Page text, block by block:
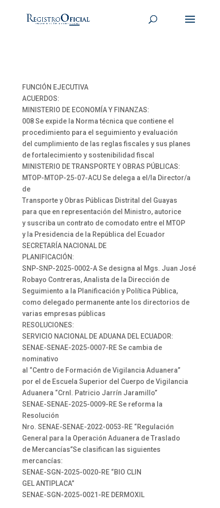
FUNCIÓN EJECUTIVA
ACUERDOS:
MINISTERIO DE ECONOMÍA Y FINANZAS:
008 Se expide la Norma técnica que contiene el
procedimiento para el seguimiento y evaluación
del cumplimiento de las reglas fiscales y sus planes
de fortalecimiento y sostenibilidad fiscal
MINISTERIO DE TRANSPORTE Y OBRAS PÚBLICAS:
MTOP-MTOP-25-07-ACU Se delega a el/la Director/a
de
Transporte y Obras Públicas Distrital del Guayas
para que en representación del Ministro, autorice
y suscriba un contrato de comodato entre el MTOP
y la Presidencia de la República del Ecuador
SECRETARÍA NACIONAL DE
PLANIFICACIÓN:
SNP-SNP-2025-0002-A Se designa al Mgs. Juan José
Robayo Contreras, Analista de la Dirección de
Seguimiento a la Planificación y Política Pública,
como delegado permanente ante los directorios de
varias empresas públicas
RESOLUCIONES:
SERVICIO NACIONAL DE ADUANA DEL ECUADOR:
SENAE-SENAE-2025-0007-RE Se cambia de
nominativo
al “Centro de Formación de Vigilancia Aduanera”
por el de Escuela Superior del Cuerpo de Vigilancia
Aduanera “Crnl. Patricio Jarrín Jaramillo”
SENAE-SENAE-2025-0009-RE Se reforma la
Resolución
Nro. SENAE-SENAE-2022-0053-RE “Regulación
General para la Operación Aduanera de Traslado
de Mercancías”Se clasifican las siguientes
mercancías:
SENAE-SGN-2025-0020-RE “BIO CLIN
GEL ANTIPLACA”
SENAE-SGN-2025-0021-RE DERMOXIL